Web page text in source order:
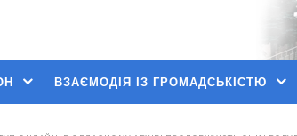
ВЗАЄМОДІЯ ІЗ ГРОМАДСЬКІСТЮ